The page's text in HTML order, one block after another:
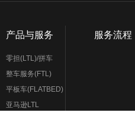
产品与服务
零担(LTL)/拼车
整车服务(FTL)
平板车(FLATBED)
亚马逊LTL
服务流程